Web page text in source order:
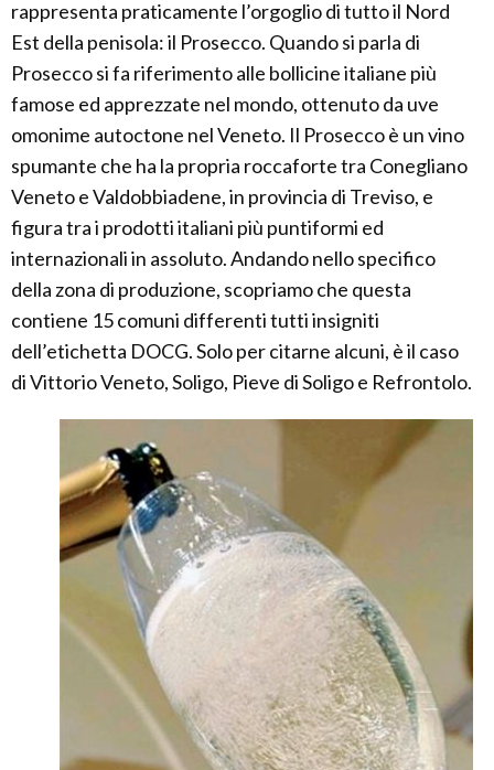
rappresenta praticamente l’orgoglio di tutto il Nord
Est della penisola: il Prosecco. Quando si parla di
Prosecco si fa riferimento alle bollicine italiane più
famose ed apprezzate nel mondo, ottenuto da uve
omonime autoctone nel Veneto. Il Prosecco è un vino
spumante che ha la propria roccaforte tra Conegliano
Veneto e Valdobbiadene, in provincia di Treviso, e
figura tra i prodotti italiani più puntiformi ed
internazionali in assoluto. Andando nello specifico
della zona di produzione, scopriamo che questa
contiene 15 comuni differenti tutti insigniti
dell’etichetta DOCG. Solo per citarne alcuni, è il caso
di Vittorio Veneto, Soligo, Pieve di Soligo e Refrontolo.